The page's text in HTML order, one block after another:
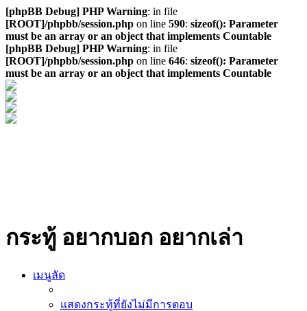
[phpBB Debug] PHP Warning: in file
[ROOT]/phpbb/session.php on line 590: sizeof(): Parameter
must be an array or an object that implements Countable
[phpBB Debug] PHP Warning: in file
[ROOT]/phpbb/session.php on line 646: sizeof(): Parameter
must be an array or an object that implements Countable
กระทู้ อยากบอก อยากเล่า
เมนูลัด
แสดงกระทู้ที่ยังไม่มีการตอบ